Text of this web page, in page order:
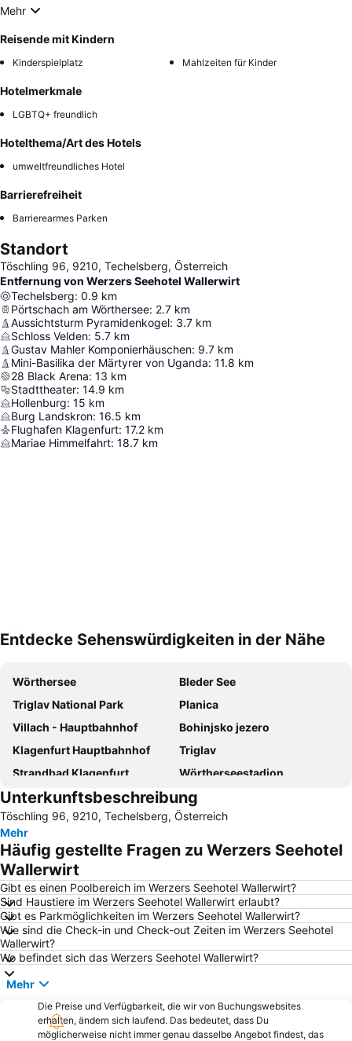
Mehr
Reisende mit Kindern
Kinderspielplatz Mahlzeiten für Kinder
Hotelmerkmale
LGBTQ+ freundlich
Hotelthema/Art des Hotels
umweltfreundliches Hotel
Barrierefreiheit
Barrierearmes Parken
Standort
Töschling 96, 9210, Techelsberg, Österreich
Entfernung von Werzers Seehotel Wallerwirt
Techelsberg: 0.9 km
Pörtschach am Wörthersee: 2.7 km
Aussichtsturm Pyramidenkogel: 3.7 km
Schloss Velden: 5.7 km
Gustav Mahler Komponierhäuschen: 9.7 km
Mini-Basilika der Märtyrer von Uganda: 11.8 km
28 Black Arena: 13 km
Stadttheater: 14.9 km
Hollenburg: 15 km
Burg Landskron: 16.5 km
Flughafen Klagenfurt: 17.2 km
Mariae Himmelfahrt: 18.7 km
Entdecke Sehenswürdigkeiten in der Nähe
Wörthersee
Bleder See
Triglav National Park
Planica
Villach - Hauptbahnhof
Bohinjsko jezero
Klagenfurt Hauptbahnhof
Triglav
Strandbad Klagenfurt
Wörtherseestadion
Laghi di Fusine
Bahnhof Velden am Wörthersee
Casino Velden
Kranjska Gora - Ski resort
Turracher Höhe
Bad Kleinkirchheim - St Oswald SkyArena
Millstatter See
Pfarrkirche Döbriach - St. Egyd
Jezero Jasna
Bahnhof Jesenice
Bad Kleinkirchheim
GTI - Wörtherseetreffen
Župnija Begunje na Gorenjskem
Logarska dolina
Krim
Campingbad Ossiacher See
Flughafen Klagenfurt
Heidi-Alm
Rathaus Sankt Veit an der Glan
Vogel
Unterkunftsbeschreibung
Töschling 96, 9210, Techelsberg, Österreich
Mehr
Häufig gestellte Fragen zu Werzers Seehotel
Wallerwirt
Gibt es einen Poolbereich im Werzers Seehotel Wallerwirt?
Sind Haustiere im Werzers Seehotel Wallerwirt erlaubt?
Gibt es Parkmöglichkeiten im Werzers Seehotel Wallerwirt?
Wie sind die Check-in und Check-out Zeiten im Werzers Seehotel
Wallerwirt?
Wo befindet sich das Werzers Seehotel Wallerwirt?
Mehr
Die Preise und Verfügbarkeit, die wir von Buchungswebsites
erhalten, ändern sich laufend. Das bedeutet, dass Du
möglicherweise nicht immer genau dasselbe Angebot findest, das